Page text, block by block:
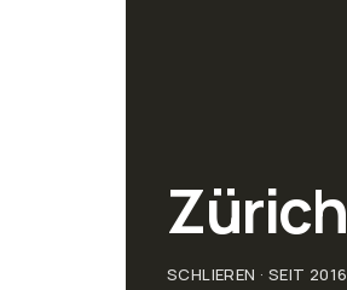
Zürich
SCHLIEREN · SEIT 2016